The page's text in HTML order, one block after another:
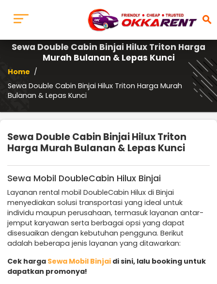
search
Sewa Double Cabin Binjai Hilux Triton Harga
Murah Bulanan & Lepas Kunci
Home /
Sewa Double Cabin Binjai Hilux Triton Harga Murah
Bulanan & Lepas Kunci
Sewa Double Cabin Binjai Hilux Triton
Harga Murah Bulanan & Lepas Kunci
Sewa Mobil DoubleCabin Hilux Binjai
Layanan rental mobil DoubleCabin Hilux di Binjai
menyediakan solusi transportasi yang ideal untuk
individu maupun perusahaan, termasuk layanan antar-
jemput karyawan serta berbagai opsi yang dapat
disesuaikan dengan kebutuhan pengguna. Berikut
adalah beberapa jenis layanan yang ditawarkan:
Cek harga Sewa Mobil Binjai di sini, lalu booking untuk
dapatkan promonya!